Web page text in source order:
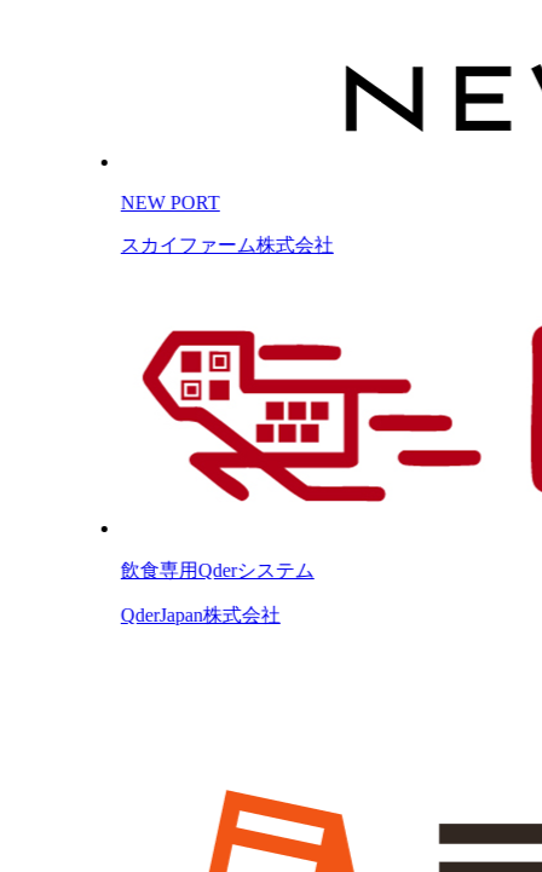
NEW PORT
スカイファーム株式会社
飲食専用Qderシステム
QderJapan株式会社